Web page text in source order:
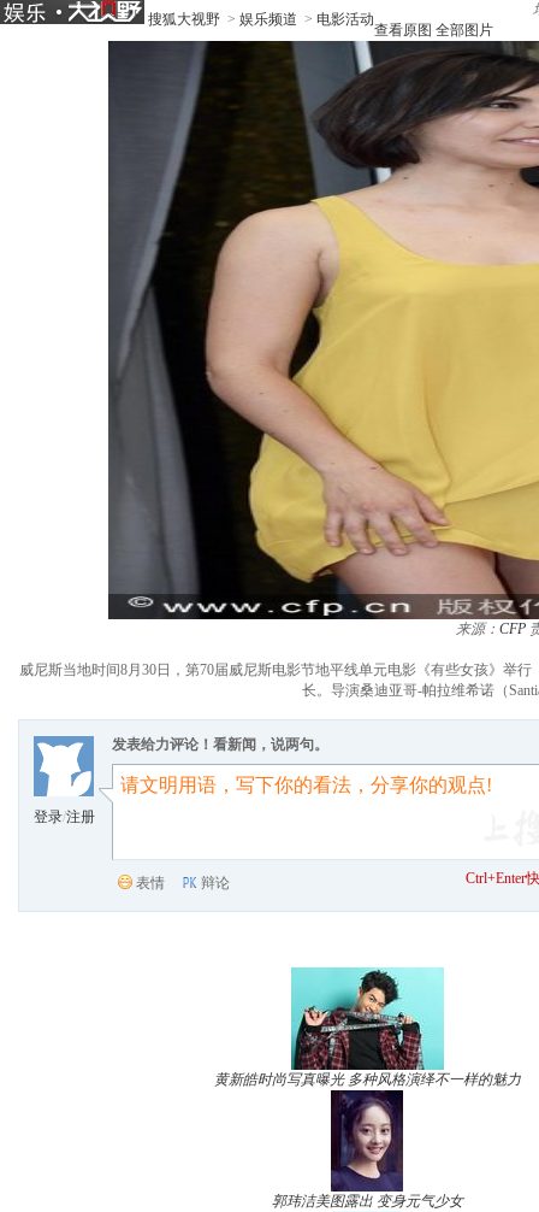
搜狐大视野 > 娱乐频道 > 电影活动
查看原图 全部图片
来源： CFP
威尼斯当地时间8月30日，第70届威尼斯电影节地平线单元电影《有些女孩》举行
长。导演桑迪亚哥-帕拉维希诺（
登录/注册
发表给力评论！看新闻，说两句。
表情 辩论 Ctrl+Enter
黄新皓时尚写真曝光 多种风格演绎不一样的魅力
郭玮洁美图露出 变身元气少女